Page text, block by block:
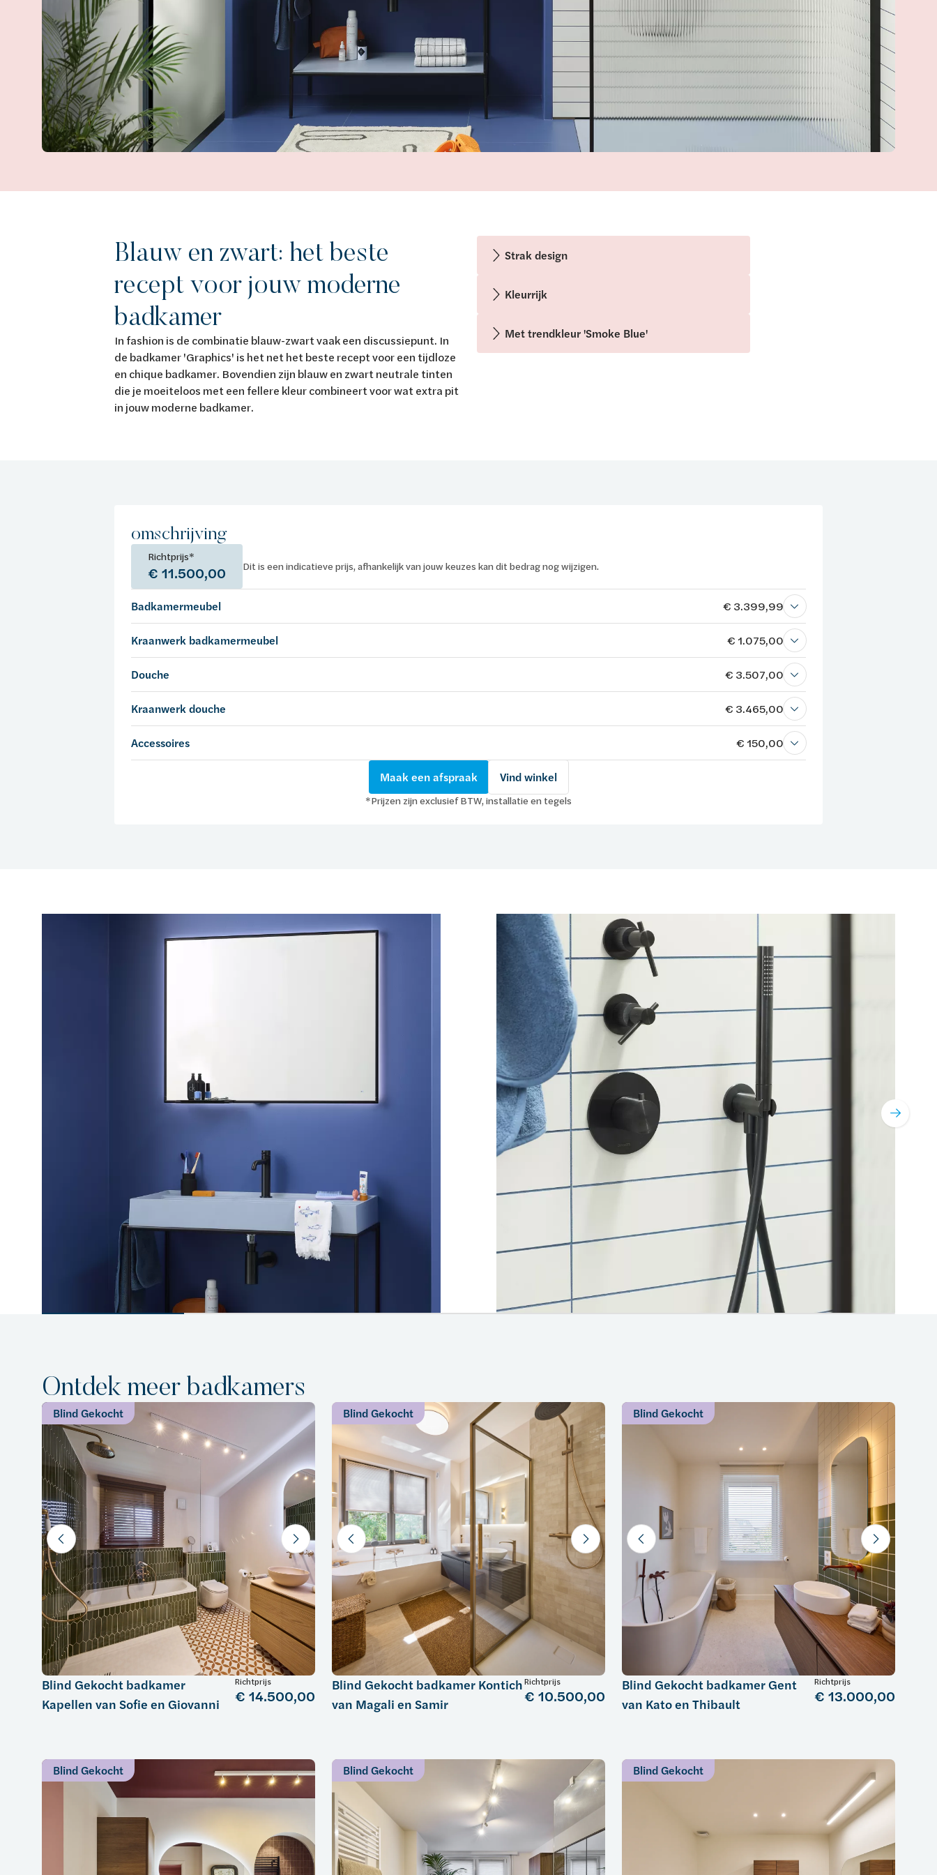
Blauw en zwart: het beste
recept voor jouw moderne
badkamer
In fashion is de combinatie blauw-zwart vaak een discussiepunt. In
de badkamer 'Graphics' is het net het beste recept voor een tijdloze
en chique badkamer. Bovendien zijn blauw en zwart neutrale tinten
die je moeiteloos met een fellere kleur combineert voor wat extra pit
in jouw moderne badkamer.
Strak design
Kleurrijk
Met trendkleur 'Smoke Blue'
omschrijving
Richtprijs*
€ 11.500,00 Dit is een indicatieve prijs, afhankelijk van jouw keuzes kan dit bedrag nog wijzigen.
Badkamermeubel € 3.399,99
Kraanwerk badkamermeubel € 1.075,00
Douche € 3.507,00
Kraanwerk douche € 3.465,00
Accessoires € 150,00
Maak een afspraak Vind winkel
*Prijzen zijn exclusief BTW, installatie en tegels
Ontdek meer badkamers
Blind Gekocht
Blind Gekocht badkamer
Kapellen van Sofie en Giovanni
Richtprijs
€ 14.500,00
Blind Gekocht
Blind Gekocht badkamer Kontich
van Magali en Samir
Richtprijs
€ 10.500,00
Blind Gekocht
Blind Gekocht badkamer Gent
van Kato en Thibault
Richtprijs
€ 13.000,00
Blind Gekocht Blind Gekocht Blind Gekocht